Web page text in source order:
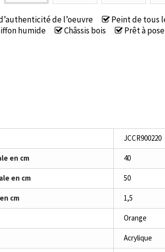
de l’oeuvre Peint de tous
humide
Châssis bois Prêt à
JCCR900220
en cm 40
en cm 50
cm 1,5
Orange
Acrylique